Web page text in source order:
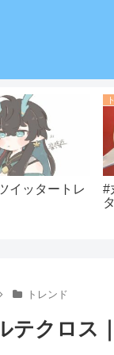
イッタートレ
#
トレンド
テクロス